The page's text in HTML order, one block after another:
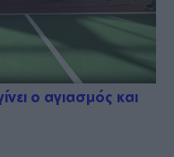
ο αγιασμός και